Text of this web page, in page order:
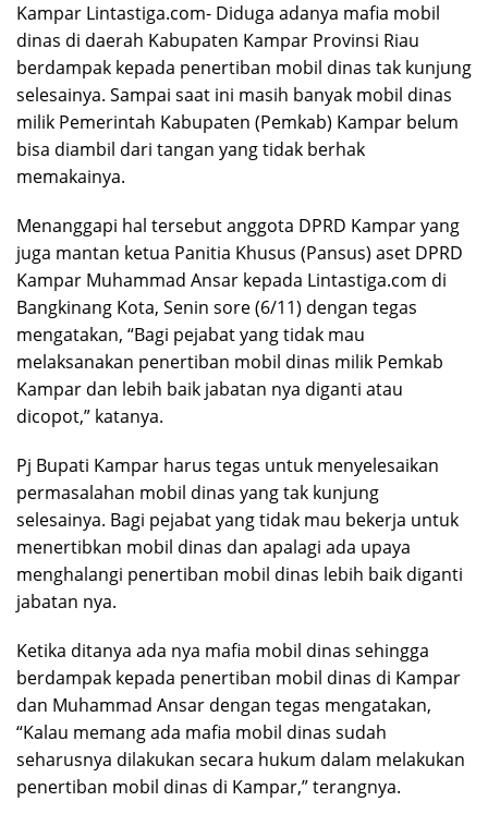
Kampar Lintastiga.com- Diduga adanya mafia mobil
dinas di daerah Kabupaten Kampar Provinsi Riau
berdampak kepada penertiban mobil dinas tak kunjung
selesainya. Sampai saat ini masih banyak mobil dinas
milik Pemerintah Kabupaten (Pemkab) Kampar belum
bisa diambil dari tangan yang tidak berhak
memakainya.
Menanggapi hal tersebut anggota DPRD Kampar yang
juga mantan ketua Panitia Khusus (Pansus) aset DPRD
Kampar Muhammad Ansar kepada Lintastiga.com di
Bangkinang Kota, Senin sore (6/11) dengan tegas
mengatakan, “Bagi pejabat yang tidak mau
melaksanakan penertiban mobil dinas milik Pemkab
Kampar dan lebih baik jabatan nya diganti atau
dicopot,” katanya.
Pj Bupati Kampar harus tegas untuk menyelesaikan
permasalahan mobil dinas yang tak kunjung
selesainya. Bagi pejabat yang tidak mau bekerja untuk
menertibkan mobil dinas dan apalagi ada upaya
menghalangi penertiban mobil dinas lebih baik diganti
jabatan nya.
Ketika ditanya ada nya mafia mobil dinas sehingga
berdampak kepada penertiban mobil dinas di Kampar
dan Muhammad Ansar dengan tegas mengatakan,
“Kalau memang ada mafia mobil dinas sudah
seharusnya dilakukan secara hukum dalam melakukan
penertiban mobil dinas di Kampar,” terangnya.